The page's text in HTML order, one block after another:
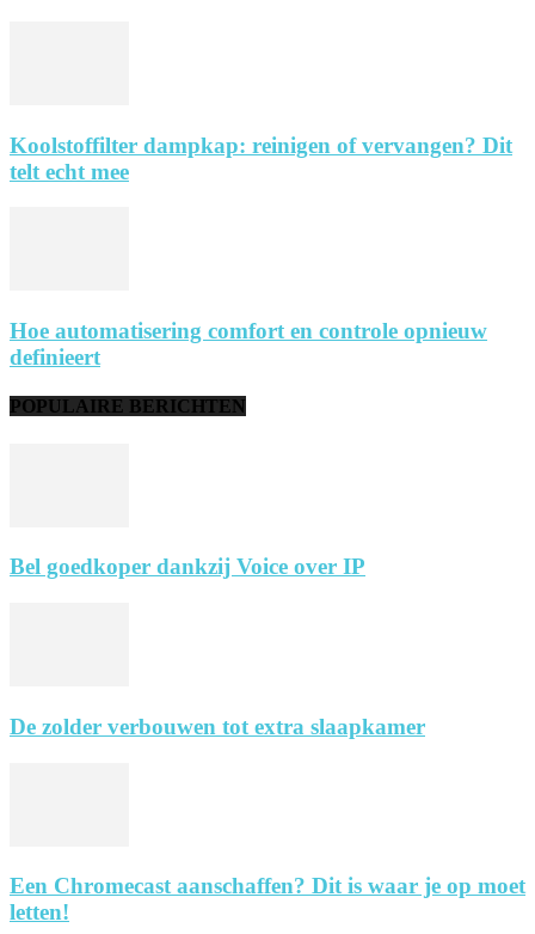
Koolstoffilter dampkap: reinigen of vervangen? Dit
telt echt mee
Hoe automatisering comfort en controle opnieuw
definieert
POPULAIRE BERICHTEN
Bel goedkoper dankzij Voice over IP
De zolder verbouwen tot extra slaapkamer
Een Chromecast aanschaffen? Dit is waar je op moet
letten!